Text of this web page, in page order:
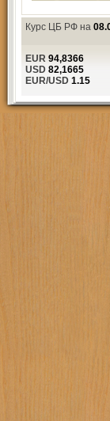
Курс ЦБ РФ на
EUR 94,8366
USD 82,1665
EUR/USD 1.15